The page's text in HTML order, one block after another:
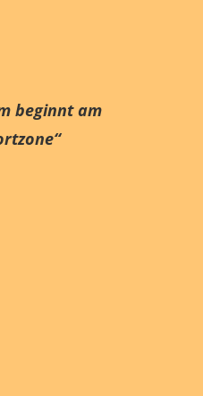
beginnt am